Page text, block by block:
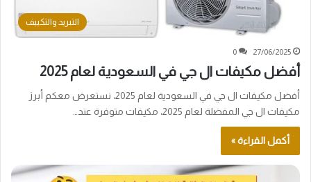
التبريد والتكييف
27/06/2025
0
أفضل مكيفات ال جي في السعودية لعام 2025
أفضل مكيفات ال جي في السعودية لعام 2025، نستعرض معكم أبرز
مكيفات ال جي المفضلة لعام 2025، مكيفات متوفرة عند…
أكمل القراءة »